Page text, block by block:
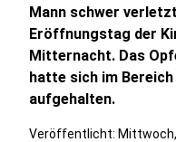
Mann schwer
Eröffnungstag der
Mitternacht. Das
hatte sich im
aufgehalten.
Veröffentlicht: